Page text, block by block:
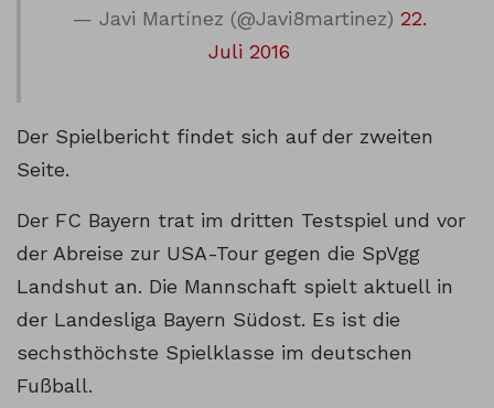
— Javi Martínez (@Javi8martinez) 22.
Juli 2016
Der Spielbericht findet sich auf der zweiten
Seite.
Der FC Bayern trat im dritten Testspiel und vor
der Abreise zur USA-Tour gegen die SpVgg
Landshut an. Die Mannschaft spielt aktuell in
der Landesliga Bayern Südost. Es ist die
sechsthöchste Spielklasse im deutschen
Fußball.